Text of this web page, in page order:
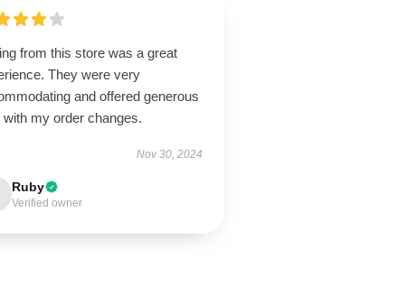
from this store was a great
They were very
and offered generous
with my order changes.
Nov 30, 2024
Ruby
Verified owner